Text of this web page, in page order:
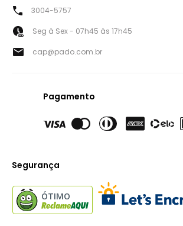
3004-5757
Seg à Sex - 07h45 às 17h45
cap@pado.com.br
Pagamento
Segurança
ÓTIMO